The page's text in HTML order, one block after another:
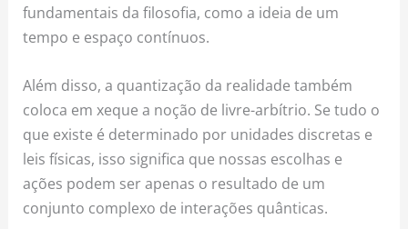
fundamentais da filosofia, como a ideia de um
tempo e espaço contínuos.
Além disso, a quantização da realidade também
coloca em xeque a noção de livre-arbítrio. Se tudo o
que existe é determinado por unidades discretas e
leis físicas, isso significa que nossas escolhas e
ações podem ser apenas o resultado de um
conjunto complexo de interações quânticas.